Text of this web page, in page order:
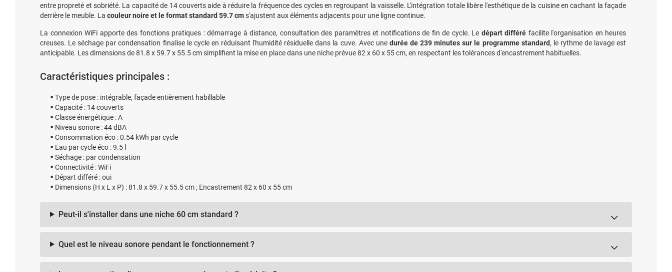
entre propreté et sobriété. La capacité de 14 couverts aide à réduire la fréquence des cycles en regroupant la vaisselle. L'intégration totale libère l'esthétique de la cuisine en cachant la façade
derrière le meuble. La couleur noire et le format standard 59.7 cms'ajustent aux éléments adjacents pour une ligne continue.
La connexion WiFi apporte des fonctions pratiques : démarrage à distance, consultation des paramètres et notifications de fin de cycle. Le départ différé facilite l'organisation en heures
creuses. Le séchage par condensation finalise le cycle en réduisant l'humidité résiduelle dans la cuve. Avec une durée de 239 minutes sur le programme standard, le rythme de lavage est
anticipable. Les dimensions de 81.8 x 59.7 x 55.5 cm simplifient la mise en place dans une niche prévue 82 x 60 x 55 cm, en respectant les tolérances d'encastrement habituelles.
Caractéristiques principales :
Type de pose : intégrable, façade entièrement habillable
Capacité : 14 couverts
Classe énergétique : A
Niveau sonore : 44 dBA
Consommation éco : 0.54 kWh par cycle
Eau par cycle éco : 9.5 l
Séchage : par condensation
Connectivité : WiFi
Départ différé : oui
Dimensions (H x L x P) : 81.8 x 59.7 x 55.5 cm ; Encastrement 82 x 60 x 55 cm
Peut-il s'installer dans une niche 60 cm standard ?
Quel est le niveau sonore pendant le fonctionnement ?